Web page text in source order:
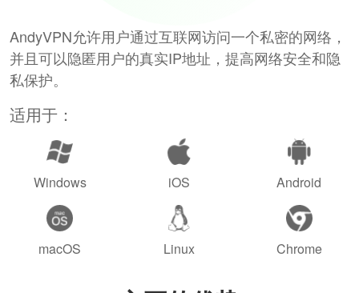
AndyVPN允许用户通过互联网访问一个私密的网络，
并且可以隐匿用户的真实IP地址，提高网络安全和隐
私保护。
适用于：
Windows iOS Android
macOS Linux Chrome